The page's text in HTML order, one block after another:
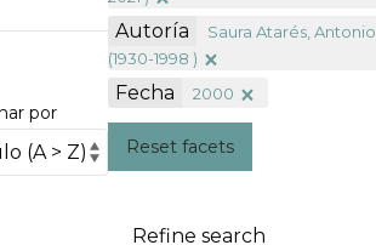
por
Autoría
Saura Atarés, Antonio
(1930-1998 )
Fecha 2000
Reset facets
Refine search